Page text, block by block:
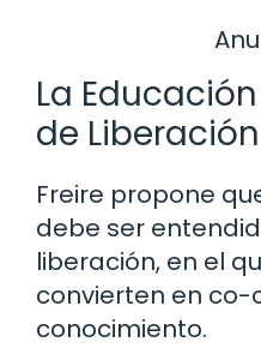
La
de Liberación
Freire propone
debe ser
liberación, en el
convierten en
conocimiento.